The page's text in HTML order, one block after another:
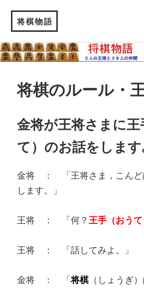
将棋物語
将棋のルール・
金将が王将さまに王
て）のお話をします
金将 ： 「王将さま，こんど
します。」
王将 ： 「何？ 王手（おうて
王将 ： 「話してみよ。」
金将 ： 「将棋（しょうぎ）